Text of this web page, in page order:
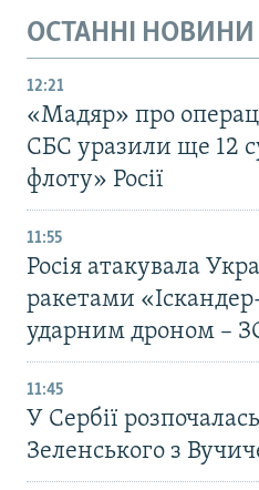
ОСТАННІ НОВИНИ
12:21
«Мадяр» про
СБС уразили ще 12
флоту» Росії
11:55
Росія атакувала
ракетами
ударним дроном –
11:45
У Сербії
Зеленського з